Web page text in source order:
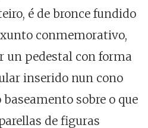
é de bronce fundido
conmemorativo,
un pedestal con forma
inserido nun cono
sobre o que
de figuras